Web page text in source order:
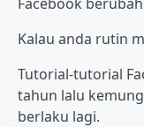
Kalau anda rutin
Tutorial-tutorial
tahun lalu
berlaku lagi.